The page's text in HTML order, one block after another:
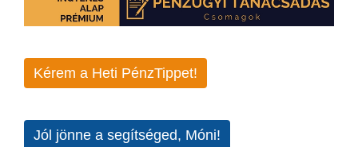
Kérem a Heti PénzTippet!
Jól jönne a segítséged, Móni!